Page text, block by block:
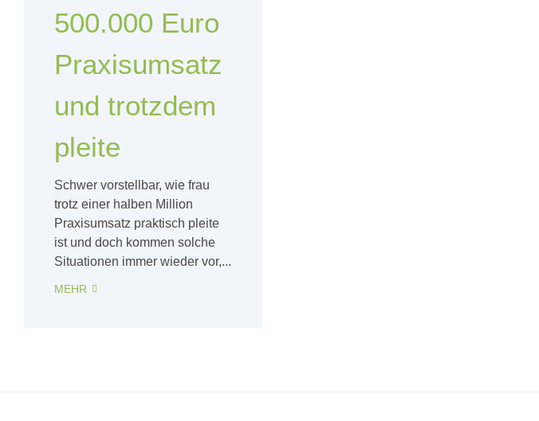
500.000 Euro
Praxisumsatz
und trotzdem
pleite
Schwer vorstellbar, wie frau
trotz einer halben Million
Praxisumsatz praktisch pleite
ist und doch kommen solche
Situationen immer wieder vor,...
MEHR